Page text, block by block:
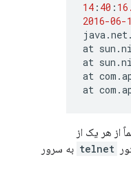
14 : 40 :
2016-06-
java.net.
at sun .
at sun .
at com .
at com .
از هر یک از
telnet به سرور